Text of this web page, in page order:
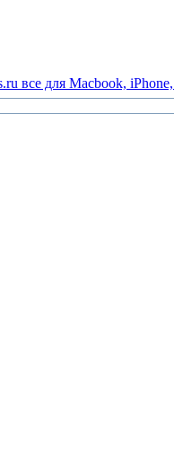
все для Macbook, iPhone,